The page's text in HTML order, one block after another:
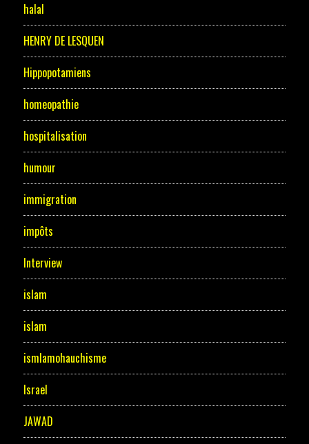
halal
HENRY DE LESQUEN
Hippopotamiens
homeopathie
hospitalisation
humour
immigration
impôts
Interview
islam
islam
ismlamohauchisme
Israel
JAWAD